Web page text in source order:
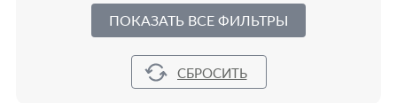
ПОКАЗАТЬ ВСЕ ФИЛЬТРЫ